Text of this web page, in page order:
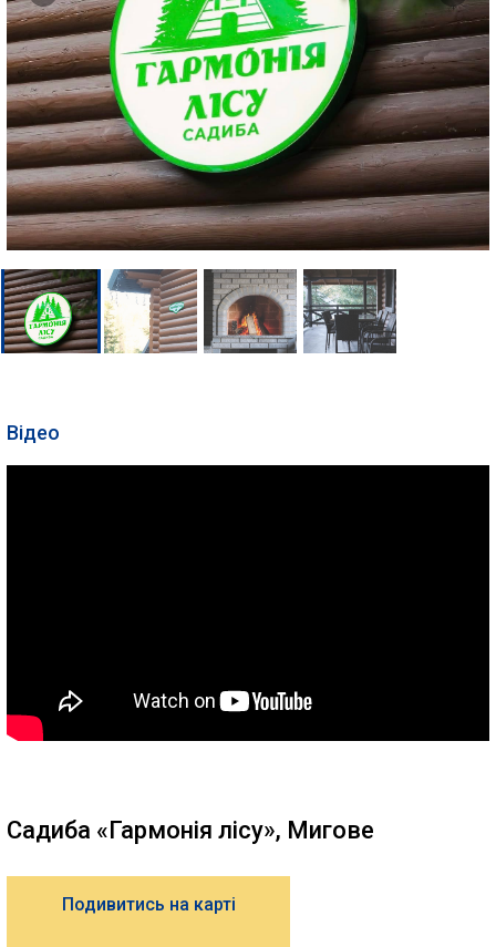
Відео
Садиба «Гармонія лісу», Мигове
Подивитись на карті